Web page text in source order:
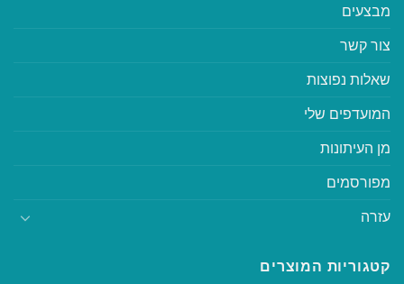
מבצעים
צור קשר
שאלות נפוצות
המועדפים שלי
מן העיתונות
מפורסמים
עזרה
קטגוריות המוצרים